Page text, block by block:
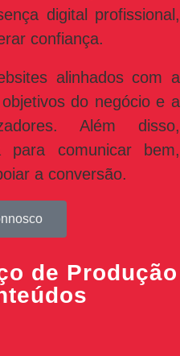
digital profissional,
confiança.
alinhados com a
do negócio e a
Além disso,
para comunicar bem,
a conversão.
de Produção